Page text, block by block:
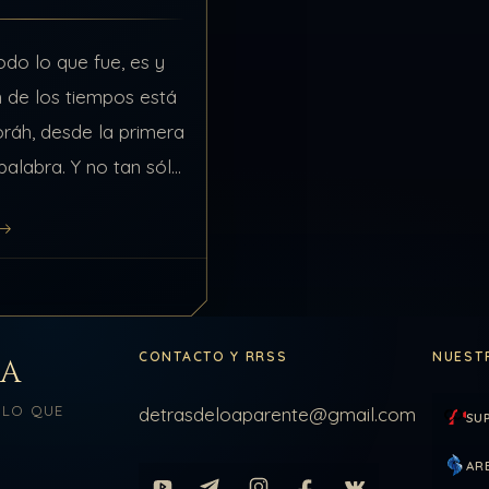
lo que fue, es y
de los tiempos está
desde la primera
Y no tan sólo
QUE
CONTACTO Y RRSS
detrasdeloaparente@gmail.com